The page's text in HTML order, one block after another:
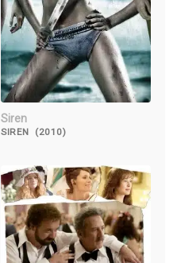
Siren
SIREN (2010)